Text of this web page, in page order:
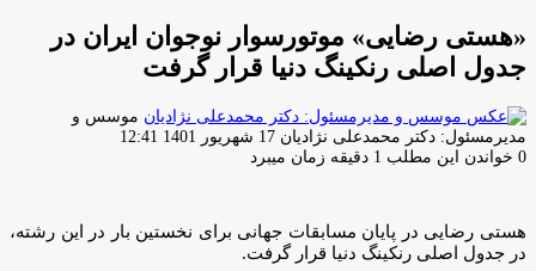
«هستی رضایی» موتورسوار نوجوان ایران در
جدول اصلی رنکینگ دنیا قرار گرفت
موسس و
مدیرمسئول: دکتر محمدعلی نژادیان ارسال
ایمیل
17 شهریور 1401 12:41
0 خواندن این مطلب 1 دقیقه زمان میبرد
هستی رضایی در پایان مسابقات جهانی برای نخستین بار در این رشته،
در جدول اصلی رنکینگ دنیا قرار گرفت.